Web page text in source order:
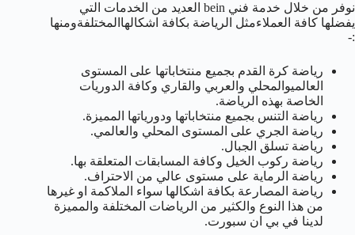
نوفر من خلال خدمة فني bein العديد من الخدمات التي
يفضلها كافة العملاءمثل الرياضة بكافة اشكالهاالمختلفةومنها
:-
رياضة كرة القدم بجميع منتخاباتها على المستوى
العالميوالمحلي والعربي والقاري وكافة الدوريات
الخاصة بهذه الرياضة.
رياضة التنس بجميع منتخاباتها ودورياتها المميزة.
رياضة الجري على المستوى المحلي والعالمي.
رياضة تسلق الجبال.
رياضة ركوب الخيل وكافة المسابقات المتعلقة بها.
رياضة الرماية على مستوى عالي من الاحتراف.
رياضة المصارعة بكافة اشكالها سواء الملاكمة او غيرها
من هذا النوع والكثير من الرياضات المختلفة والمميزة
لدينا في بي ان سبورت.